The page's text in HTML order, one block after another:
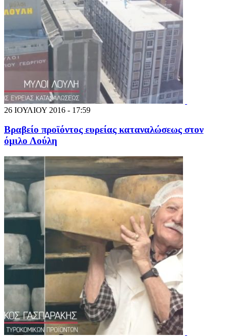
26 ΙΟΥΛΙΟΥ 2016 - 17:59
Βραβείο προϊόντος ευρείας καταναλώσεως στον
όμιλο Λούλη